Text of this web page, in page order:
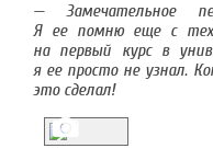
— Замечательное
Я ее помню еще с тех
на первый курс в
я ее просто не узнал.
это сделал!